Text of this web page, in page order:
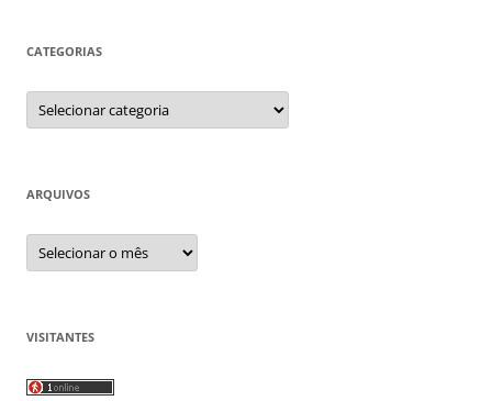
CATEGORIAS
Categorias
ARQUIVOS
Arquivos
VISITANTES